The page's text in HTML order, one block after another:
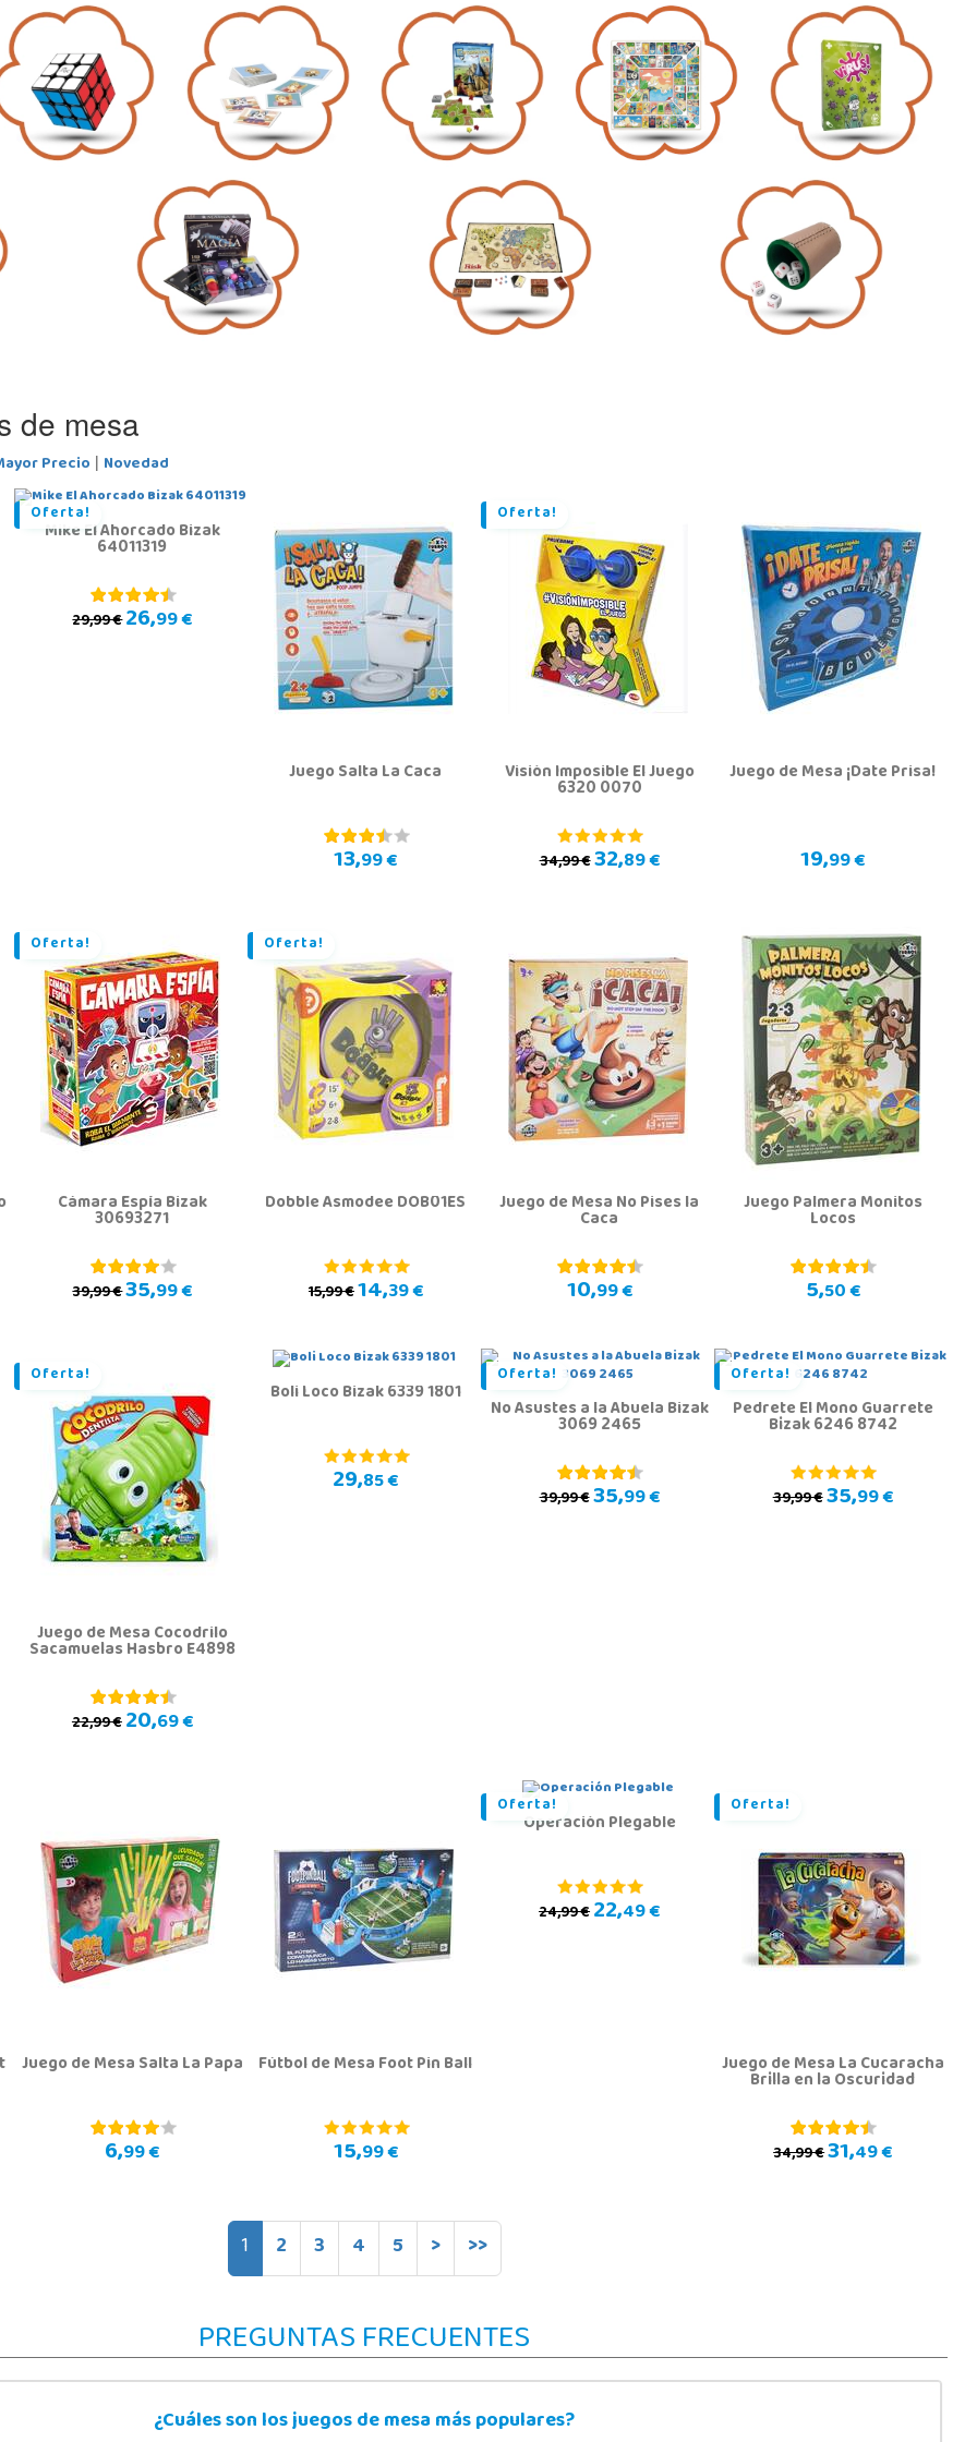
de mesa
Precio | Novedad
Oferta!
Mike El Ahorcado Bizak
64011319
29,99 €26,99 €
Juego Salta La Caca
13,99 €
Oferta!
Visión Imposible El Juego
6320 0070
34,99 €32,89 €
Juego de Mesa ¡Date Prisa!
19,99 €
Oferta!
Cámara Espía Bizak
30693271
39,99 €35,99 €
Oferta!
Dobble Asmodee DOB01ES
15,99 €14,39 €
Juego de Mesa No Pises la
Caca
10,99 €
Juego Palmera Monitos
Locos
5,50 €
Oferta!
Juego de Mesa Cocodrilo
Sacamuelas Hasbro E4898
22,99 €20,69 €
Boli Loco Bizak 6339 1801
29,85 €
Oferta!
No Asustes a la Abuela Bizak
3069 2465
39,99 €35,99 €
Oferta!
Pedrete El Mono Guarrete
Bizak 6246 8742
39,99 €35,99 €
Juego de Mesa Salta La Papa
6,99 €
Fútbol de Mesa Foot Pin Ball
15,99 €
Oferta!
Operación Plegable
24,99 €22,49 €
Oferta!
Juego de Mesa La Cucaracha
Brilla en la Oscuridad
34,99 €31,49 €
1 2 3 4 5 > >>
PREGUNTAS FRECUENTES
¿Cuáles son los juegos de mesa más populares?